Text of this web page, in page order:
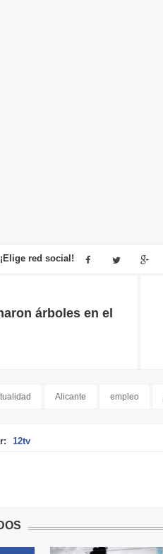
red social!
árboles en el
Alicante empleo
12tv